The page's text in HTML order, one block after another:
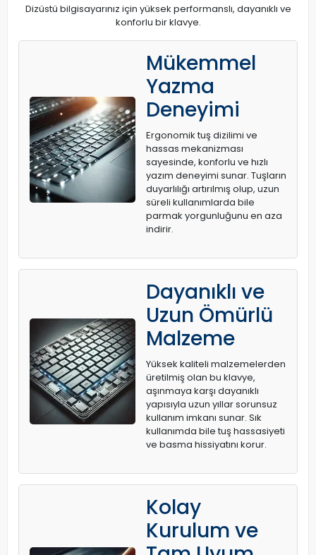
Dizüstü bilgisayarınız için yüksek performanslı, dayanıklı ve
konforlu bir klavye.
Mükemmel
Yazma
Deneyimi
Ergonomik tuş dizilimi ve
hassas mekanizması
sayesinde, konforlu ve hızlı
yazım deneyimi sunar. Tuşların
duyarlılığı artırılmış olup, uzun
süreli kullanımlarda bile
parmak yorgunluğunu en aza
indirir.
Dayanıklı ve
Uzun Ömürlü
Malzeme
Yüksek kaliteli malzemelerden
üretilmiş olan bu klavye,
aşınmaya karşı dayanıklı
yapısıyla uzun yıllar sorunsuz
kullanım imkanı sunar. Sık
kullanımda bile tuş hassasiyeti
ve basma hissiyatını korur.
Kolay
Kurulum ve